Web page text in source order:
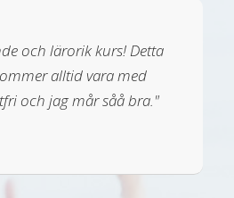
och lärorik kurs! Detta
alltid vara med
och jag mår såå bra."